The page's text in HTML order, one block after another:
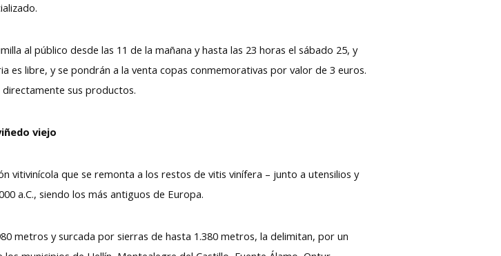
al público desde las 11 de la mañana y hasta las 23 horas el sábado 25, y
es libre, y se pondrán a la venta copas conmemorativas por valor de 3 euros.
sus productos.
viejo
vitivinícola que se remonta a los restos de vitis vinífera – junto a utensilios y
a.C., siendo los más antiguos de Europa.
metros y surcada por sierras de hasta 1.380 metros, la delimitan, por un